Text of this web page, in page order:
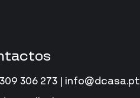
309 306 273 | info@dcasa.pt